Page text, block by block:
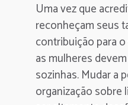
Uma vez que
reconheçam seus
contribuição para
as mulheres
sozinhas. Mudar a
organização sobre